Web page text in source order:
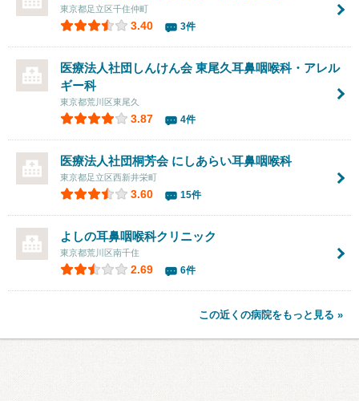
東京都足立区千住仲町
3.40 3件
医療法人社団しんけん会東尾久耳鼻咽喉科・アレル
ギー科
東京都荒川区東尾久
3.87 4件
医療法人社団桐芳会 にしあらい耳鼻咽喉科
東京都足立区西新井栄町
3.60 15件
よしの耳鼻咽喉科クリニック
東京都荒川区南千住
2.69 6件
この近くの病院をもっと見る »